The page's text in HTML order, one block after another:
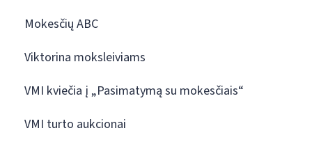
Mokesčių ABC
Viktorina moksleiviams
VMI kviečia į „Pasimatymą su mokesčiais“
VMI turto aukcionai